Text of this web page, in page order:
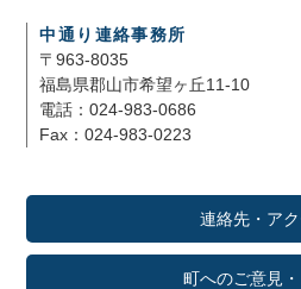
中通り連絡事務所
〒963-8035
福島県郡山市希望ヶ丘11-10
電話：024-983-0686
Fax：024-983-0223
連絡先・ア
町へのご意見